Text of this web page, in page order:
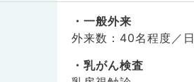
一般外来
外来数：40名程度／日
乳がん検査